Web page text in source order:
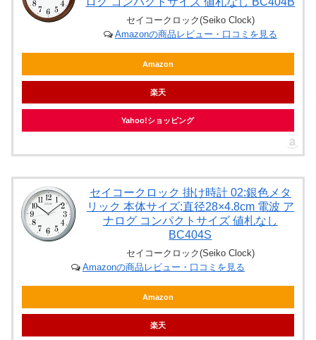
セイコークロック(Seiko Clock)
Amazonの商品レビュー・口コミを見る
Amazon
楽天
Yahoo!ショッピング
セイコークロック 掛け時計 02:銀色メタ
リック 本体サイズ:直径28×4.8cm 電波 ア
ナログ コンパクトサイズ 値札なし
BC404S
セイコークロック(Seiko Clock)
Amazonの商品レビュー・口コミを見る
Amazon
楽天